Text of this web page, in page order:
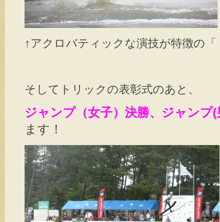
↑アクロバティックな演技が特徴の
そしてトリックの表彰式のあと、
ジャンプ（女子）決勝、ジャンプ(
ます！